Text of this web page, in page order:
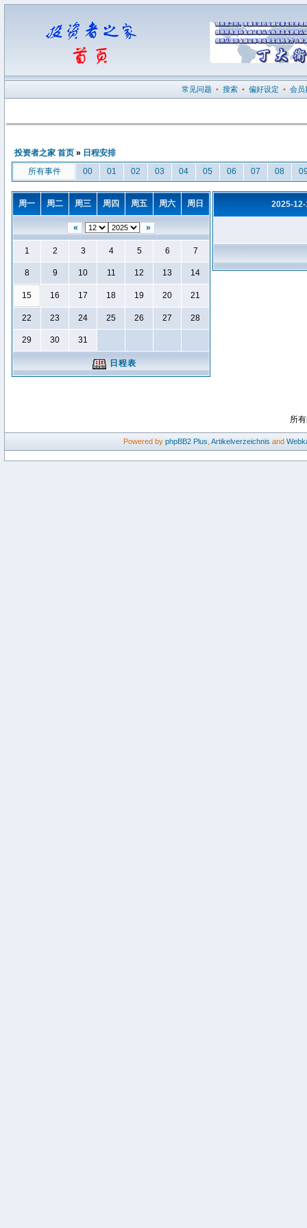
常见问题 • 搜索 • 偏好设定 • 会员
投资者之家 首页 » 日程安排
所有事件
00 01 02 03 04 05 06 07 08
周一 周二 周三 周四 周五 周六 周日
« »
1 2 3 4 5 6 7
8 9 10 11 12 13 14
15 16 17 18 19 20 21
22 23 24 25 26 27 28
29 30 31
日程表
2025-
所
Powered by phpBB2 Plus Artikelverzeichnis and